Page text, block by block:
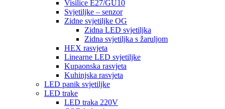
Visilice E27/GU10
Svjetiljke – senzor
Zidne svjetiljke OG
Zidna LED svjetiljka
Zidna svjetiljka s žaruljom
HEX rasvjeta
Linearne LED svjetiljke
Kupaonska rasvjeta
Kuhinjska rasvjeta
LED panik svjetiljke
LED trake
LED traka 220V